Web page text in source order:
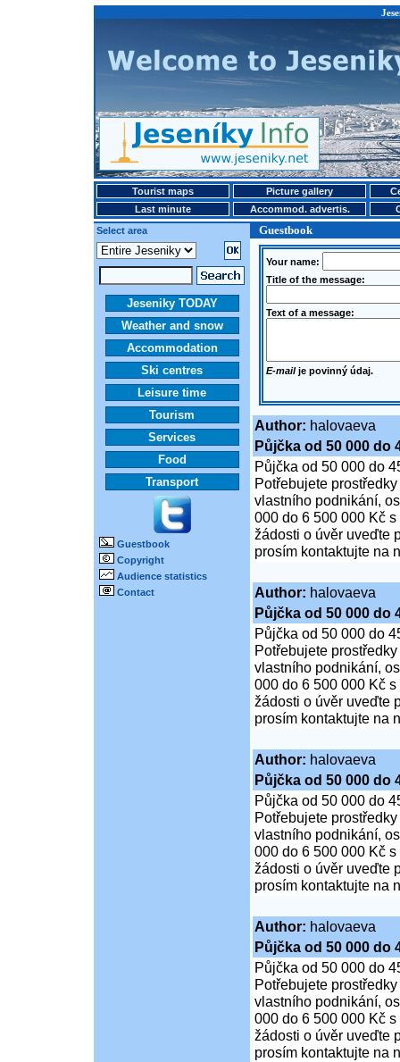
Tourist maps Picture gallery
Last minute
Accommod. advertis.
Select area
Guestbook
Jeseniky TODAY
Weather and snow
Accommodation
Ski centres
Leisure time
Tourism
Services
Food
Transport
Guestbook
Copyright
Audience statistics
Contact
Your name:
Title of the message:
Text of a message:
E-mailje povinný údaj.
Author: halovaeva
Půjčka od 50 000 do
Půjčka od 50 000 do
Potřebujete
vlastního podnikání,
000 do 6 500 000 Kč
žádosti o úvěr uveďte
prosím kontaktujte na
Author: halovaeva
Půjčka od 50 000 do
Půjčka od 50 000 do
Potřebujete
vlastního podnikání,
000 do 6 500 000 Kč
žádosti o úvěr uveďte
prosím kontaktujte na
Author: halovaeva
Půjčka od 50 000 do
Půjčka od 50 000 do
Potřebujete
vlastního podnikání,
000 do 6 500 000 Kč
žádosti o úvěr uveďte
prosím kontaktujte na
Author: halovaeva
Půjčka od 50 000 do
Půjčka od 50 000 do
Potřebujete
vlastního podnikání,
000 do 6 500 000 Kč
žádosti o úvěr uveďte
prosím kontaktujte na